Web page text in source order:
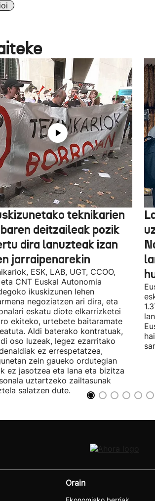
teknikarien
deitzaileak pozik
dira lanuzteak izan
jarraipenarekin
ESK, LAB, UGT, CCOO,
CNT Euskal Autonomia
ikuskizunen lehen
negoziatzen ari dira, eta
eskatu diote elkarrizketei
ekiteko, urtebete baitaramate
Aldi baterako kontratuak,
oso luzeak, legez ezarritako
ez errespetatzea,
zein gaueko ordutegian
ez jasotzea eta lana eta bizitza
uztartzeko zailtasunak
salatzen dute.
Orain